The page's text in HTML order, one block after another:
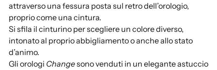
attraverso una fessura posta sul retro dell’orologio,
proprio come una cintura.
Si sfila il cinturino per scegliere un colore diverso,
intonato al proprio abbigliamento o anche allo stato
d’animo.
Gli orologi Changesono venduti in un elegante astuccio